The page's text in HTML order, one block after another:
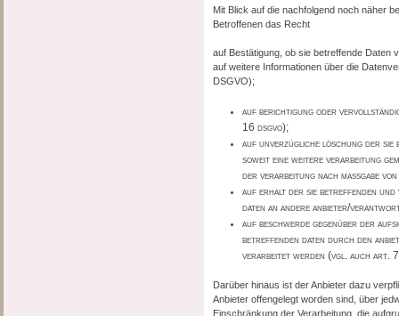
Mit Blick auf die nachfolgend noch näher
Betroffenen das Recht
auf Bestätigung, ob sie betreffende Daten
auf weitere Informationen über die
DSGVO);
auf berichtigung oder
16 dsgvo);
auf unverzügliche löschung der
soweit eine weitere verarbeitung
der verarbeitung nach maßgabe
auf erhalt der sie betreffenden und
daten an andere anbieter/
auf beschwerde gegenüber der
betreffenden daten durch den
verarbeitet werden (vgl. auch art.
Darüber hinaus ist der Anbieter dazu
Anbieter offengelegt worden sind, über
Einschränkung der Verarbeitung, die